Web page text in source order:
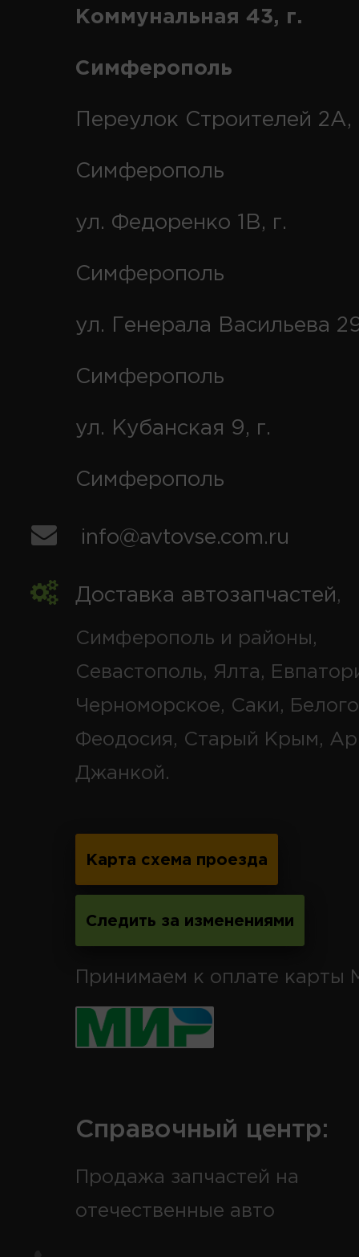
Коммунальная 43, г.
Симферополь
Переулок Строителей 2А,
Симферополь
ул. Федоренко 1В, г.
Симферополь
ул. Генерала Васильева
Симферополь
ул. Кубанская 9, г.
Симферополь
info@avtovse.com.ru
Доставка автозапчастей,
Симферополь и районы,
Севастополь, Ялта,
Черноморское, Саки,
Феодосия, Старый Крым,
Джанкой.
Карта схема проезда
Следить за изменениями
Принимаем к оплате карты
Справочный центр:
Продажа запчастей на
отечественные авто